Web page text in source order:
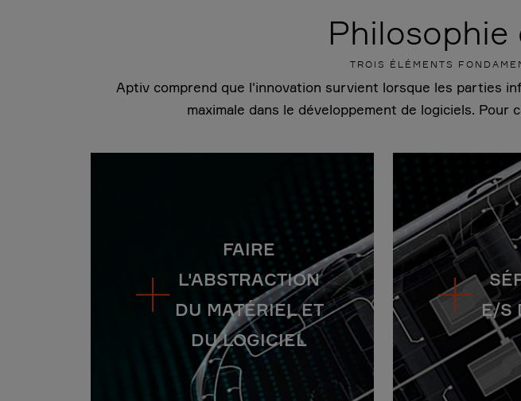
TROIS ÉLÉMENTS
Aptiv comprend que l'innovation survient lorsque les parties
maximale dans le développement de logiciels.
FAIRE
L'ABSTRACTION
DU MATÉRIEL ET
DU LOGICIEL
E/S